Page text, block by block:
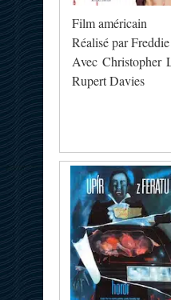
Film américain
Réalisé par
Avec Christopher
Rupert Davies